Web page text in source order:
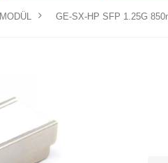
MODÜL GE-SX-HP SFP 1.25G